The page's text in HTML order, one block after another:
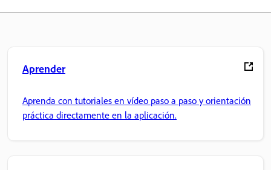
Aprender
Aprenda con tutoriales en vídeo paso a paso y orientación
práctica directamente en la aplicación.